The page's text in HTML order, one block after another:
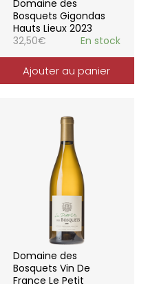
Domaine des
Bosquets Gigondas
Hauts Lieux 2023
32,50€ En stock
Ajouter au panier
Domaine des
Bosquets Vin De
France Le Petit